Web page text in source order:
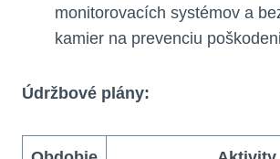
monitorovacích systémov a
kamier na prevenciu
Údržbové plány: